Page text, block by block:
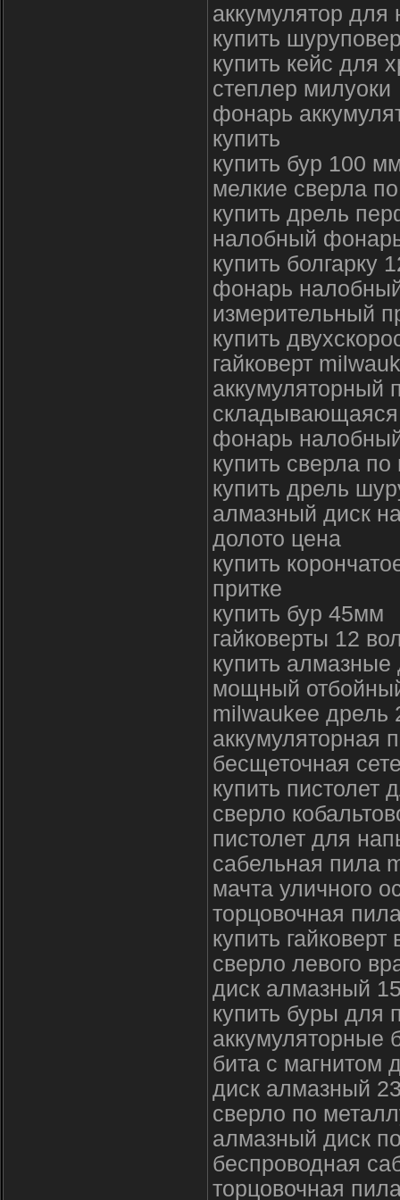
аккумулятор для
купить
купить кейс для
степлер милуоки
фонарь
купить
купить бур 100
мелкие сверла
купить дрель
налобный
купить болгарку
фонарь
измерительный
купить
гайковерт
аккумуляторный
фонарь
купить сверла
купить дрель
алмазный диск
долото цена
купить
притке
купить бур 45мм
гайковерты 12
купить алмазные
мощный
milwaukee дрель
аккумуляторная
бесщеточная
купить пистолет
сверло
пистолет для
сабельная пила
мачта уличного
торцовочная
купить гайковерт
сверло левого
диск алмазный
купить буры для
аккумуляторные
бита с магнитом
диск алмазный
сверло по
алмазный диск
беспроводная
торцовочная